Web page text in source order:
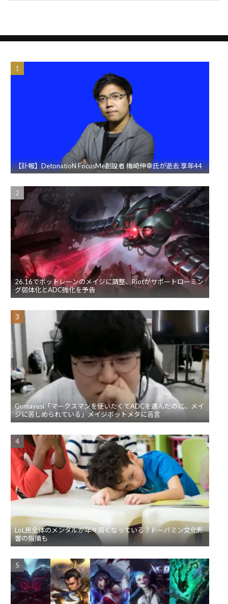
【訃報】DetonatioN FocusMe創設者 梅崎伸幸氏が逝去 享年44
26.16でボットレーンのメイジに調整、Riotがサポートローミン
グ弱体化とADC強化を予告
Gumayusi「マークスマンを使いたくてADCを選んだのに、メイ
ジに苦しめられている」メイジボットメタに苦言
LoL民全体のメンタルが年々弱くなっている？ドーパミン文化影
響の指摘も